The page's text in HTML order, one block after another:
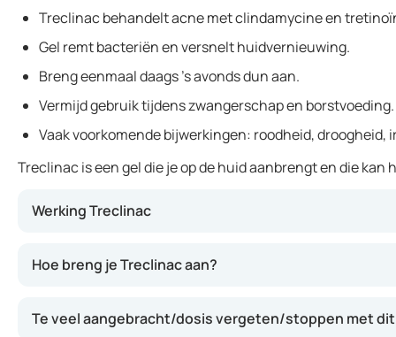
Treclinac behandelt acne met clindamycine en
Gel remt bacteriën en versnelt huidvernieuwing.
Breng eenmaal daags 's avonds dun aan.
Vermijd gebruik tijdens zwangerschap en borstvoeding.
Vaak voorkomende bijwerkingen: roodheid, droogheid,
Treclinac is een gel die je op de huid aanbrengt en die
Werking Treclinac
Hoe breng je Treclinac aan?
Te veel aangebracht/dosis vergeten/stoppen met